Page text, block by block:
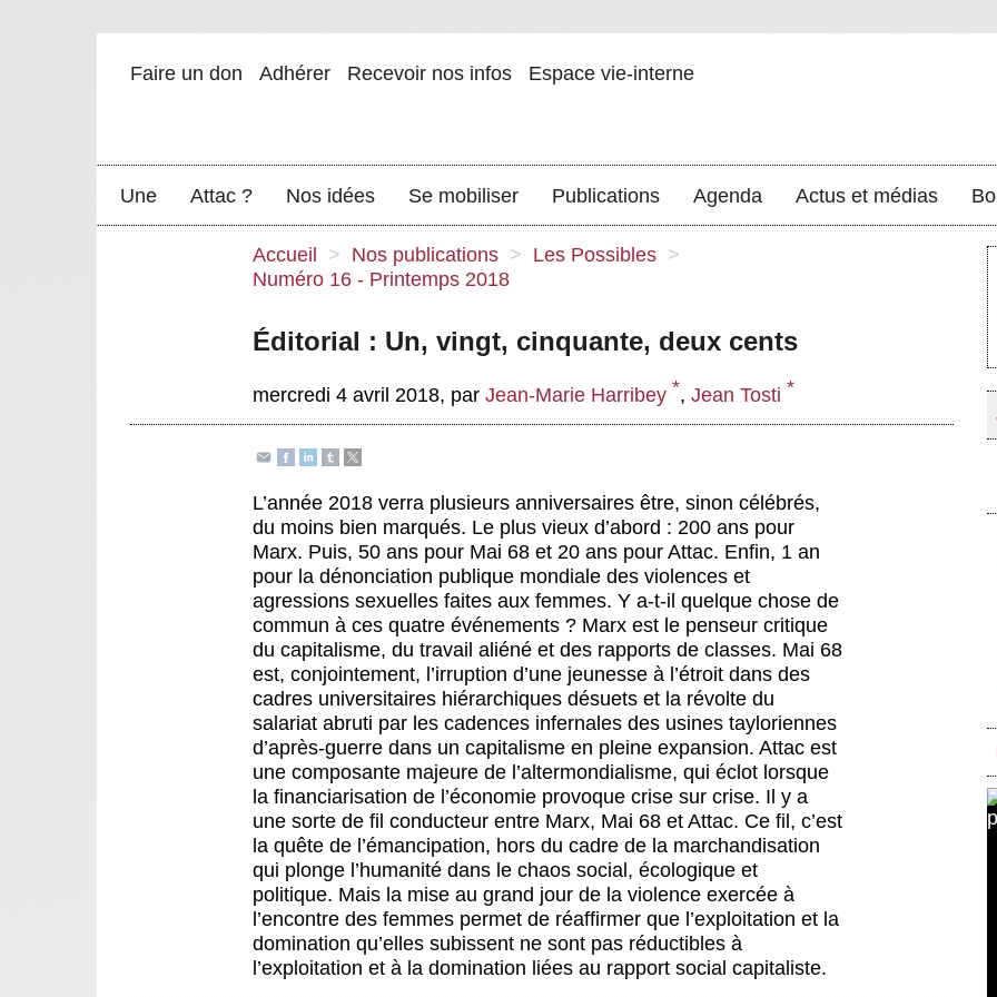
Faire un don Adhérer Recevoir nos infos Espace vie-interne
Une Attac ? Nos idées Se mobiliser Publications Agenda Actus et médias
Accueil > Nos publications > Les Possibles >
Numéro 16 - Printemps 2018
Éditorial : Un, vingt, cinquante, deux cents
mercredi 4 avril 2018, par Jean-Marie Harribey *, Jean Tosti *
L’année 2018 verra plusieurs anniversaires être, sinon célébrés,
du moins bien marqués. Le plus vieux d’abord : 200 ans pour
Marx. Puis, 50 ans pour Mai 68 et 20 ans pour Attac. Enfin, 1 an
pour la dénonciation publique mondiale des violences et
agressions sexuelles faites aux femmes. Y a-t-il quelque chose de
commun à ces quatre événements ? Marx est le penseur critique
du capitalisme, du travail aliéné et des rapports de classes. Mai 68
est, conjointement, l’irruption d’une jeunesse à l’étroit dans des
cadres universitaires hiérarchiques désuets et la révolte du
salariat abruti par les cadences infernales des usines tayloriennes
d’après-guerre dans un capitalisme en pleine expansion. Attac est
une composante majeure de l’altermondialisme, qui éclot lorsque
la financiarisation de l’économie provoque crise sur crise. Il y a
une sorte de fil conducteur entre Marx, Mai 68 et Attac. Ce fil, c’est
la quête de l’émancipation, hors du cadre de la marchandisation
qui plonge l’humanité dans le chaos social, écologique et
politique. Mais la mise au grand jour de la violence exercée à
l’encontre des femmes permet de réaffirmer que l’exploitation et la
domination qu’elles subissent ne sont pas réductibles à
l’exploitation et à la domination liées au rapport social capitaliste.